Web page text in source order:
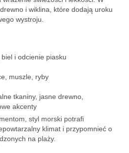
i wiklina, które dodają uroku
wystroju.
biel i odcienie piasku
muszle, ryby
tkaniny, jasne drewno,
akcenty
styl morski potrafi
klimat i przypomnieć o
na plaży.